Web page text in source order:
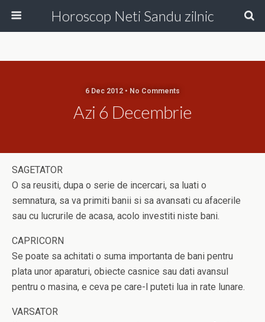
Horoscop Neti Sandu zilnic
6 Dec 2012 • No Comments
Azi 6 Decembrie
SAGETATOR
O sa reusiti, dupa o serie de incercari, sa luati o
semnatura, sa va primiti banii si sa avansati cu afacerile
sau cu lucrurile de acasa, acolo investiti niste bani.
CAPRICORN
Se poate sa achitati o suma importanta de bani pentru
plata unor aparaturi, obiecte casnice sau dati avansul
pentru o masina, e ceva pe care-l puteti lua in rate lunare.
VARSATOR